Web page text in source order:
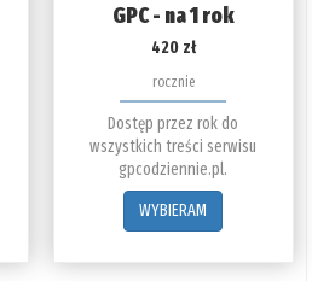
GPC - na 1 rok
420 zł
rocznie
Dostęp przez rok do
wszystkich treści serwisu
gpcodziennie.pl.
WYBIERAM